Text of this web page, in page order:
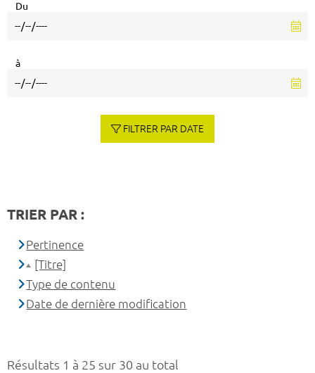
Résultats 1 à 25 sur 30 au total
Du
à
FILTRER PAR DATE
TRIER PAR :
Pertinence
[Titre]
Type de contenu
Date de dernière modification